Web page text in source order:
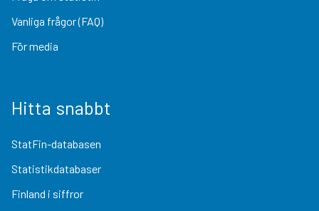
Vanliga frågor (FAQ)
För media
Hitta snabbt
StatFin-databasen
Statistikdatabaser
Finland i siffror